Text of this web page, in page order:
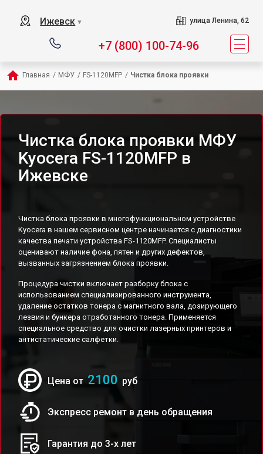
Ижевск ▼ улица Ленина, 62
+7 (800) 100-74-96
Главная / МФУ / FS-1120MFP / Чистка блока проявки
Чистка блока проявки МФУ
Kyocera FS-1120MFP в
Ижевске
Чистка блока проявки в многофункциональном устройстве
Kyocera в нашем сервисном центре начинается с диагностики
качества печати устройства FS-1120MFP. Специалисты
оценивают наличие фона, пятен и других дефектов,
вызванных загрязнением блока проявки.
Процедура чистки включает разборку блока с
использованием специализированного инструмента,
удаление остатков тонера с магнитного вала, дозирующего
лезвия и бункера отработанного тонера. Применяется
специальное средство для очистки лазерных принтеров и
антистатические салфетки.
Цена от 2100 руб
Экспресс ремонт в день обращения
Гарантия до 3-х лет